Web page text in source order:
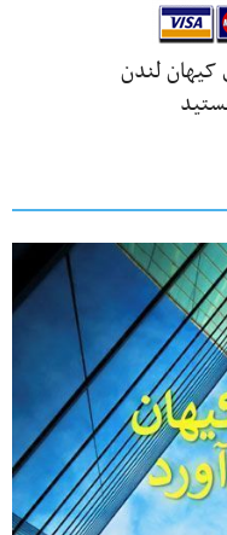
کیهان لندن